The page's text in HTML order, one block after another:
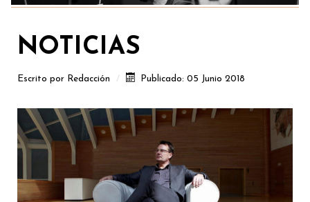
NOTICIAS
Escrito por Redacción Publicado: 05 Junio 2018